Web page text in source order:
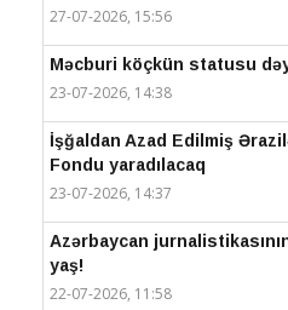
27-07-2026, 15:56
Məcburi köçkün statusu
23-07-2026, 14:38
İşğaldan Azad Edilmiş
Fondu yaradılacaq
23-07-2026, 14:37
Azərbaycan
yaş!
22-07-2026, 11:58